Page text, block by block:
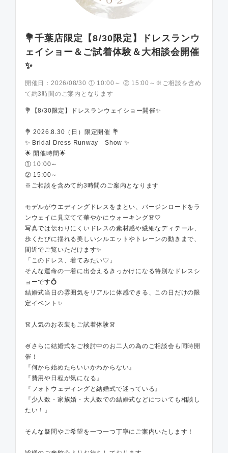
💐千葉店限定【8/30限定】ドレスランウ
ェイショー＆ご試着体験＆大相談会開催
✨
開催日： 2026/08/30 ① 10:00～ ② 15:00～※ご相談を含め
て約3時間のご案内となります
💐【8/30限定】ドレスランウェイショー開催✨
💐 2026.8.30（日）限定開催 💐
✨ Bridal Dress Runway Show ✨
🌟 開催時間🌟
① 10:00～
② 15:00～
※ご相談を含めて約3時間のご案内となります
モデルがウエディングドレスをまとい、バージンロードをラ
ンウェイに見立てて華やかにウォーキング👗🤍
写真では伝わりにくいドレスの素材感や繊細なディテール、
歩くたびに揺れる美しいシルエットやトレーンの動きまで、
間近でご覧いただけます✨
「このドレス、着てみたい♡」
そんな運命の一着に出会えるきっかけになる特別なドレスシ
ョーです💍
結婚式当日の雰囲気をリアルに体感できる、この日だけの限
定イベント✨
👗人気のお衣装もご試着体験👗
🍧さらに結婚式をご検討中のお二人の為のご相談会も同時開
催！
『何から始めたらいいかわからない』
『費用や日程が気になる』
『フォトウェディングと結婚式で迷っている』
『少人数・家族婚・大人数での結婚式などについても相談し
たい！』
そんな疑問やご希望を一つ一つ丁寧にご案内いたします！